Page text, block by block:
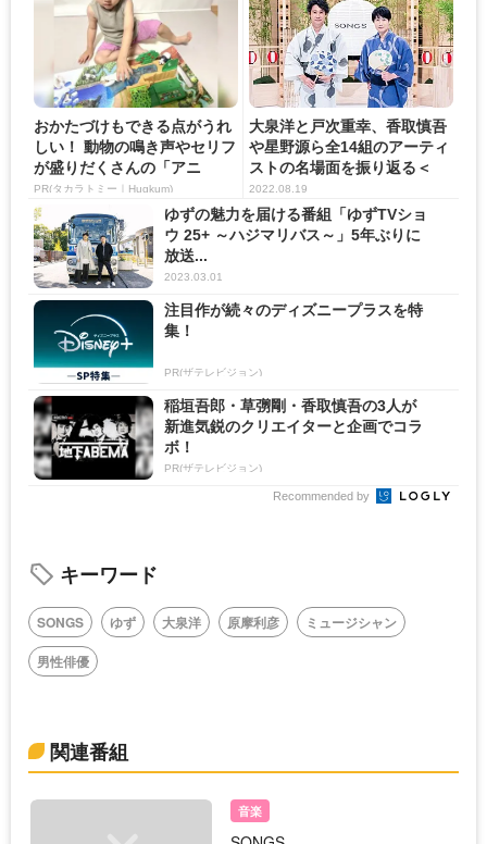
おかたづけもできる点がうれ
しい！ 動物の鳴き声やセリフ
が盛りだくさんの「アニ
ア ...
PR(タカラトミー｜Hugkum)
大泉洋と戸次重幸、香取慎吾
や星野源ら全14組のアーティ
ストの名場面を振り返る＜
S...
2022.08.19
ゆずの魅力を届ける番組「ゆずTVショ
ウ 25+ ～ハジマリバス～」5年ぶりに
放送...
2023.03.01
注目作が続々のディズニープラスを特
集！
PR(ザテレビジョン)
稲垣吾郎・草彅剛・香取慎吾の3人が
新進気鋭のクリエイターと企画でコラ
ボ！
PR(ザテレビジョン)
Recommended by
キーワード
SONGS ゆず 大泉洋 原摩利彦
ミュージシャン
男性俳優
関連番組
音楽